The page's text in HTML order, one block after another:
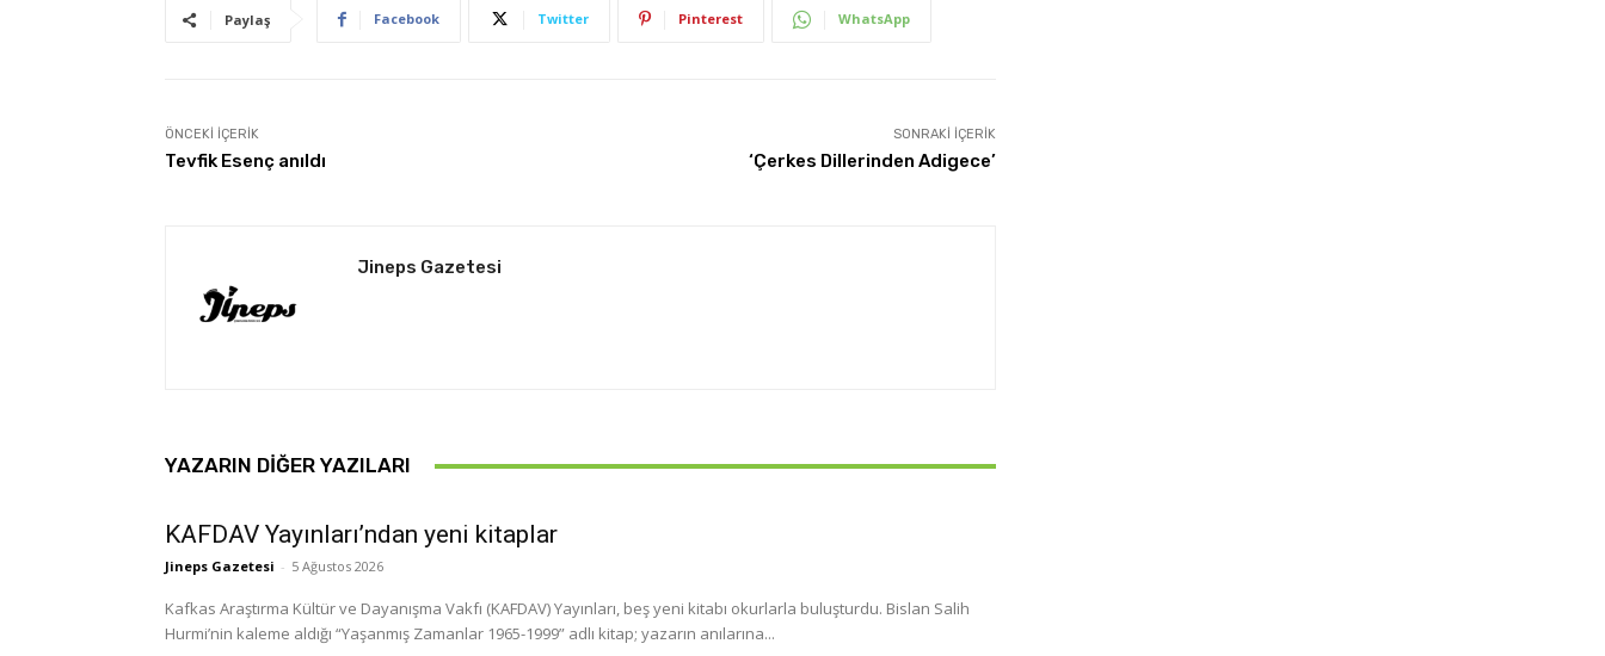
Paylaş Facebook Twitter Pinterest WhatsApp
ÖNCEKI İÇERIK
Tevfik Esenç anıldı
SONRAKI İÇERIK
‘Çerkes Dillerinden Adigece’
Jineps Gazetesi
YAZARIN DIĞER YAZILARI
KAFDAV Yayınları’ndan yeni kitaplar
Jineps Gazetesi - 5 Ağustos 2026
Kafkas Araştırma Kültür ve Dayanışma Vakfı (KAFDAV) Yayınları, beş yeni kitabı okurlarla buluşturdu. Bislan Salih
Hurmi’nin kaleme aldığı “Yaşanmış Zamanlar 1965-1999” adlı kitap; yazarın anılarına...